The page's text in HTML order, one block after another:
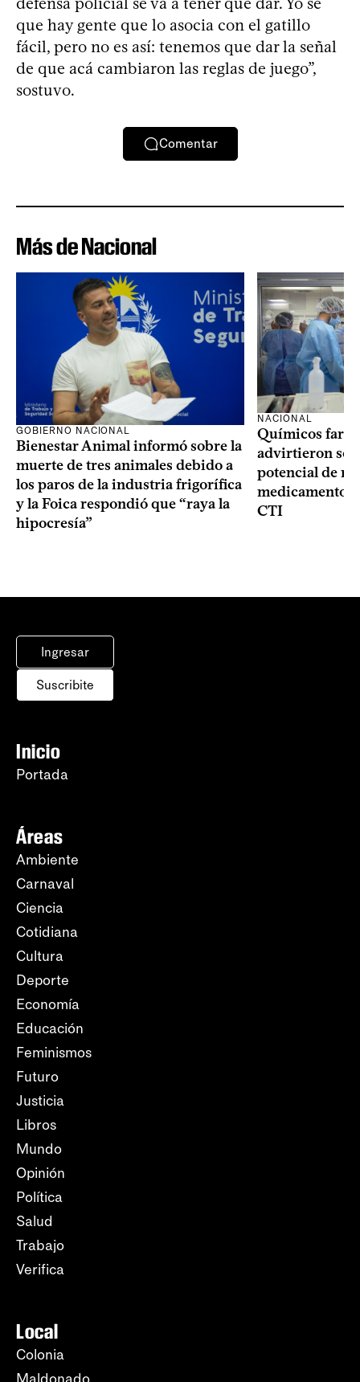
que hay gente que lo asocia con el gatillo
fácil, pero no es así: tenemos que dar la señal
de que acá cambiaron las reglas de juego”,
sostuvo.
Comentar
Más de Nacional
GOBIERNO NACIONAL
Bienestar Animal informó sobre la
muerte de tres animales debido a
los paros de la industria frigorífica
y la Foica respondió que “raya la
hipocresía”
NACIONAL
Químicos
advirtieron
potencial de
medicamentos
CTI
Ingresar
Suscribite
Inicio
Portada
Áreas
Ambiente
Carnaval
Ciencia
Cotidiana
Cultura
Deporte
Economía
Educación
Feminismos
Futuro
Justicia
Libros
Mundo
Opinión
Política
Salud
Trabajo
Verifica
Local
Colonia
Maldonado